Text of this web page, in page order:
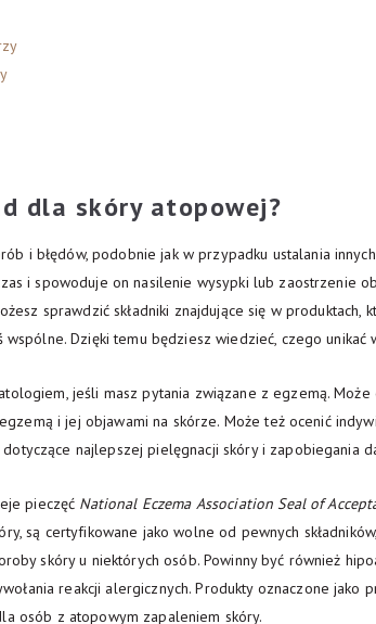
dla skóry atopowej?
i błędów, podobnie jak w przypadku ustalania
i spowoduje on nasilenie wysypki lub zaostrzenie
sprawdzić składniki znajdujące się w produktach,
wspólne. Dzięki temu będziesz wiedzieć, czego unikać
jeśli masz pytania związane z egzemą.
i jej objawami na skórze. Może też ocenić
najlepszej pielęgnacji skóry i zapobiegania
pieczęć National Eczema Association Seal of
są certyfikowane jako wolne od pewnych
skóry u niektórych osób. Powinny być również
reakcji alergicznych. Produkty oznaczone jako
osób z atopowym zapaleniem skóry.